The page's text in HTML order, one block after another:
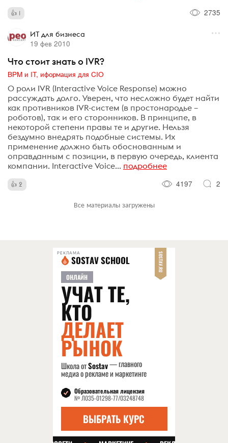
1 2735
ИТ для бизнеса
19 фев 2010
Что стоит знать о IVR?
BPM и IT, иформация для CIO
О роли IVR (Interactive Voice Response) можно
рассуждать долго. Уверен, что несложно будет найти
как противников IVR-систем (в простонародье –
роботов), так и его сторонников. В принципе, в
некоторой степени правы те и другие. Нельзя
бездумно внедрять подобные системы. Их
применение должно быть обоснованным и
оправданным с позиции, в первую очередь, клиента
компании. Interactive Voice... подробнее
2 4197 2
Все материалы загружены
РЕКЛАМА